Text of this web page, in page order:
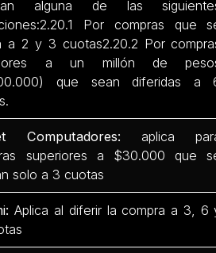
alguna de las
Por compras que
a 2 y 3 cuotas2.20.2 Por
a un millón de
que sean diferidas a
Computadores: aplica
superiores a $30.000 que
solo a 3 cuotas
Aplica al diferir la compra a 3, 6